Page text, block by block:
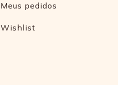
Meus pedidos
Wishlist